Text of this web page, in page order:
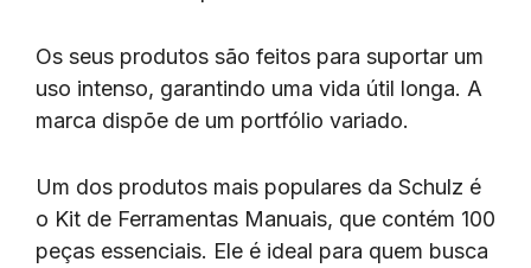
Os seus produtos são feitos para suportar um
uso intenso, garantindo uma vida útil longa. A
marca dispõe de um portfólio variado.
Um dos produtos mais populares da Schulz é
o Kit de Ferramentas Manuais, que contém 100
peças essenciais. Ele é ideal para quem busca